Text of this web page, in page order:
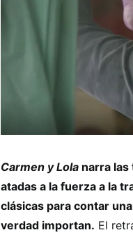
Carmen y Lola narra
atadas a la fuerza a la
clásicas para contar
verdad importan. El